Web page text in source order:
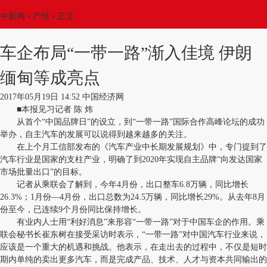
中新网 • 产经 • 正文
车企布局“一带一路”渐入佳境 伊朗
缅甸等成亮点
2017年05月19日 14:52 中国经济网
■本报见习记者 陈 炜
从首个“中国品牌日”的设立，到“一带一路”国际合作高峰论坛的成功
举办，自主汽车的发展可以说得到越来越多的关注。
在上个月工信部发布的《汽车产业中长期发展规划》中，专门提到了
汽车行业是国家的支柱产业，明确了到2020年实现自主品牌“向发达国家
市场批量出口”的目标。
记者从乘联会了解到，今年4月份，出口整车6.8万辆，同比增长
26.3%；1月份—4月份，出口总数为24.5万辆，同比增长29%。从去年8月
份至今，已连续9个月份同比保持增长。
有业内人士用“利好消息”来形容“一带一路”对于中国车企的作用。乘
联会秘书长崔东树在接受采访时表示，“一带一路”对中国汽车行业来说，
应该是一个重大的机遇和挑战。他表示，在走出去的过程中，不仅是短时
期内单纯的卖出更多汽车，而是完成产品、技术、人才与资本共同输出的